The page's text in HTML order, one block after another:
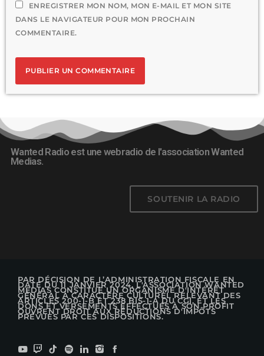
ENREGISTRER MON NOM, MON E-MAIL ET MON SITE
DANS LE NAVIGATEUR POUR MON PROCHAIN
COMMENTAIRE.
Wanted Radio est une webradio de l'association Wanted
Medias.
SOUTENIR LA RADIO
PAR DÉCISION DE L’ADMINISTRATION FISCALE EN
DATE DU 11 JANVIER 2024, L'ASSOCIATION WANTED
MEDIAS CONSTITUE UN ORGANISME D'INTÉRÊT
GÉNÉRAL À CARACTÈRE CULTUREL RELEVANT DES
ARTICLES 200-1-B ET 238 BIS-1-A DU CGI, ET LES
DONS ET VERSEMENTS EFFECTUÉS À SON PROFIT
OUVRENT DROIT AUX RÉDUCTIONS D'IMPÔTS
PRÉVUES PAR CES DISPOSITIONS.